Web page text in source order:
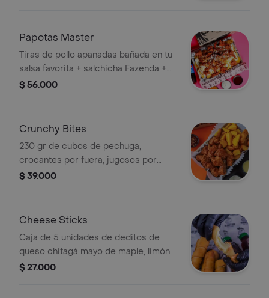
(recomendado para 1 persona o
compartir para 2 personas).
Papotas Master
Tiras de pollo apanadas bañada en tu
salsa favorita + salchicha Fazenda +
queso rallado + doritos + papa criolla
$ 56.000
Crunchy Bites
230 gr de cubos de pechuga,
crocantes por fuera, jugosos por
dentro bañados en tu salsa favorita,
$ 39.000
Cheese Sticks
Caja de 5 unidades de deditos de
queso chitagá mayo de maple, limón
$ 27.000